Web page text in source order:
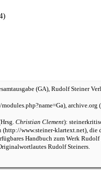
(GA), Rudolf Steiner
, archive.org
Christian Clement):
, die
Handbuch zum Werk Rudolf
Rudolf Steiners.